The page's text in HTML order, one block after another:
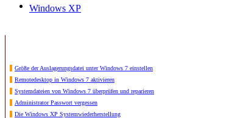
Windows XP
Größe der Auslagerungsdatei unter Windows 7 einstellen
Remotedesktop in Windows 7 aktivieren
Systemdateien von Windows 7 überprüfen und reparieren
Administrator Passwort vergessen
Die Windows XP Systemwiederherstellung